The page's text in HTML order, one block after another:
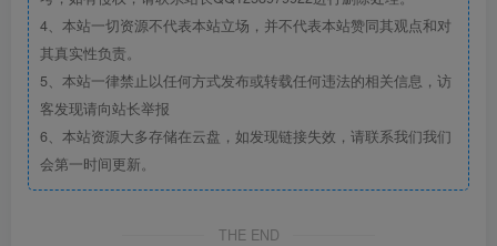
4、本站一切资源不代表本站立场，并不代表本站赞同其观点和对
其真实性负责。
5、本站一律禁止以任何方式发布或转载任何违法的相关信息，访
客发现请向站长举报
6、本站资源大多存储在云盘，如发现链接失效，请联系我们我们
会第一时间更新。
THE END